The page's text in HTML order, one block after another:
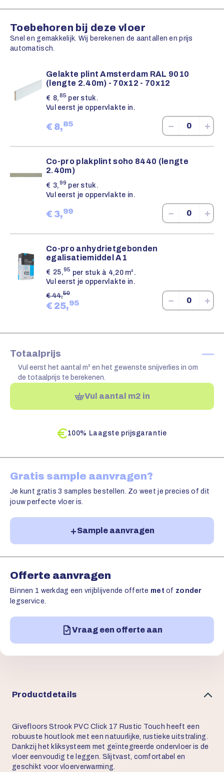
Toebehoren bij deze vloer
Snel en gemakkelijk. Wij berekenen de aantallen en prijs
automatisch.
Gelakte plint Amsterdam RAL 9010
(lengte 2.40m) - 70x12 - 70x12
€ 8,85 per stuk.
Vul eerst je oppervlakte in.
€ 8,85 − +
Co-pro plakplint soho 8440 (lengte
2.40m)
€ 3,99 per stuk.
Vul eerst je oppervlakte in.
€ 3,99 − +
Co-pro anhydrietgebonden
egalisatiemiddel A1
€ 25,95 per stuk à 4,20 m².
Vul eerst je oppervlakte in.
€44,50
€ 25,95 − +
Totaalprijs —
Vul eerst het aantal m² en het gewenste snijverlies in om
de totaalprijs te berekenen.
Vul aantal m2 in
100% Laagste prijsgarantie
Gratis sample aanvragen?
Je kunt gratis 3 samples bestellen. Zo weet je precies of dit
jouw perfecte vloer is.
Sample aanvragen
Offerte aanvragen
Binnen 1 werkdag een vrijblijvende offerte met of zonder
legservice.
Vraag een offerte aan
Productdetails
Givefloors Strook PVC Click 17 Rustic Touch heeft een
robuuste houtlook met een natuurlijke, rustieke uitstraling.
Dankzij het kliksysteem met geïntegreerde ondervloer is de
vloer eenvoudig te leggen. Slijtvast, comfortabel en
geschikt voor vloerverwarming.